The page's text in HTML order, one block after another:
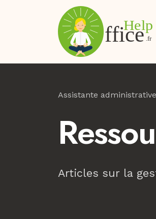
Assistante
Articles sur la